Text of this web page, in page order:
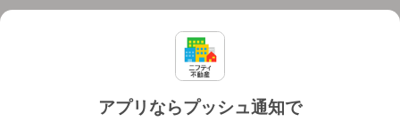
アプリならプッシュ通知で